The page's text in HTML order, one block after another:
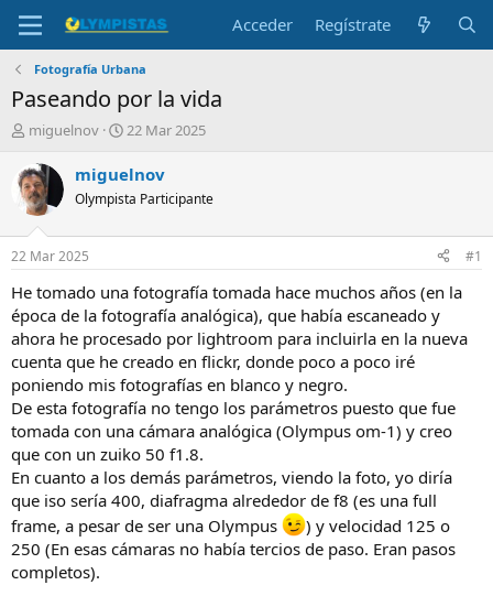
Acceder Regístrate
Fotografía Urbana
Paseando por la vida
I
i
c
i
a
d
o
r
e
l
t
e
m
a
miguelnov
F
c
a
i
n
c
i
o
22 Mar 2025
miguelnov
Olympista Participante
22 Mar 2025 #1
He tomado una fotografía tomada hace muchos años (en la
época de la fotografía analógica), que había escaneado y
ahora he procesado por lightroom para incluirla en la nueva
cuenta que he creado en flickr, donde poco a poco iré
poniendo mis fotografías en blanco y negro.
De esta fotografía no tengo los parámetros puesto que fue
tomada con una cámara analógica (Olympus om-1) y creo
que con un zuiko 50 f1.8.
En cuanto a los demás parámetros, viendo la foto, yo diría
que iso sería 400, diafragma alrededor de f8 (es una full
frame, a pesar de ser una Olympus
) y velocidad 125 o
250 (En esas cámaras no había tercios de paso. Eran pasos
completos).